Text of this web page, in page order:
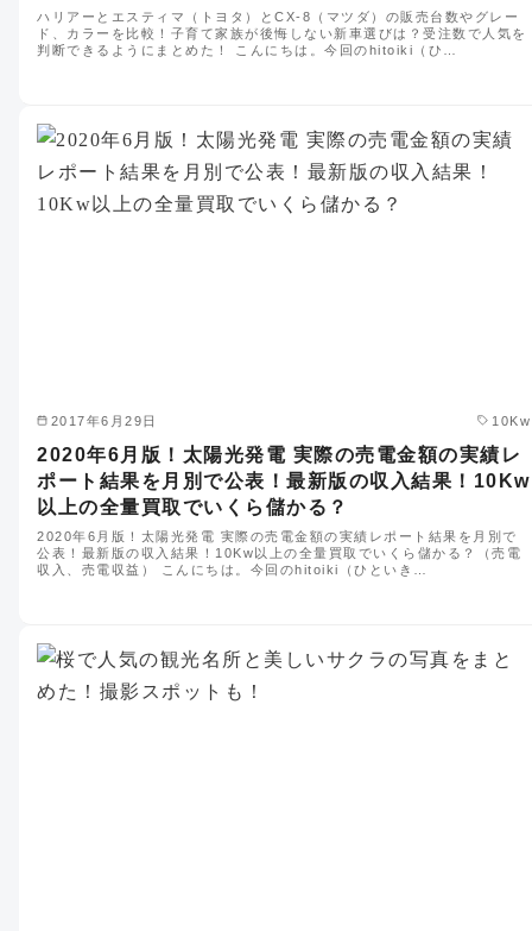
ハリアーとエスティマ（トヨタ）とCX-8（マツダ）の販売台数やグレー
ド、カラーを比較！子育て家族が後悔しない新車選びは？受注数で人気を
判断できるようにまとめた！ こんにちは。今回のhitoiki（ひ…
2017年6月29日 10Kw
2020年6月版！太陽光発電 実際の売電金額の実績レ
ポート結果を月別で公表！最新版の収入結果！10Kw
以上の全量買取でいくら儲かる？
2020年6月版！太陽光発電 実際の売電金額の実績レポート結果を月別で
公表！最新版の収入結果！10Kw以上の全量買取でいくら儲かる？（売電
収入、売電収益） こんにちは。今回のhitoiki（ひといき…